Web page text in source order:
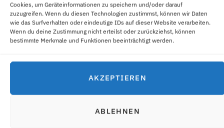
Cookies, um Geräteinformationen zu speichern und/oder darauf
zuzugreifen. Wenn du diesen Technologien zustimmst, können wir Daten
wie das Surfverhalten oder eindeutige IDs auf dieser Website verarbeiten.
Wenn du deine Zustimmung nicht erteilst oder zurückziehst, können
bestimmte Merkmale und Funktionen beeinträchtigt werden.
AKZEPTIEREN
ABLEHNEN